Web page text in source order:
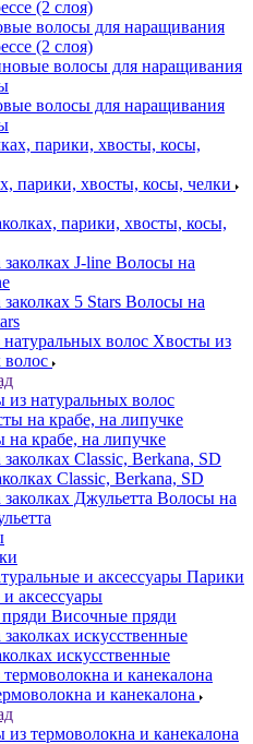
волосы для наращивания
(2 слоя)
волосы для наращивания
парики, хвосты, косы, челки
парики, хвосты, косы,
Волосы на
Волосы на
Хвосты из
волос
из натуральных волос
на крабе, на липучке
Classic, Berkana, SD
Волосы на
Парики
аксессуары
Височные пряди
искусственные
и канекалона
из термоволокна и канекалона